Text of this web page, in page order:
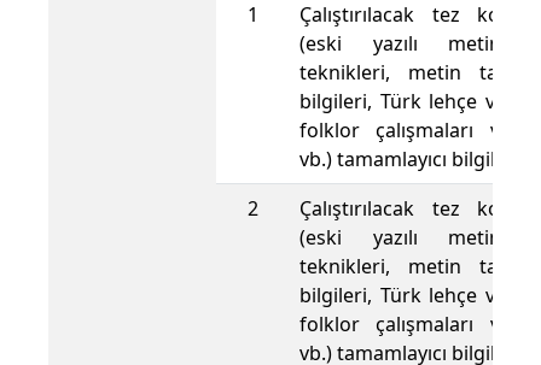
1
Çalıştırılacak tez
(eski yazılı
teknikleri, metin
bilgileri, Türk lehçe ve
folklor çalışmaları ve
vb.) tamamlayıcı bilgiler
2
Çalıştırılacak tez
(eski yazılı
teknikleri, metin
bilgileri, Türk lehçe ve
folklor çalışmaları ve
vb.) tamamlayıcı bilgiler